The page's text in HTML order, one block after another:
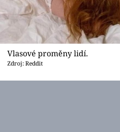
Vlasové proměny lidí.
Zdroj: Reddit